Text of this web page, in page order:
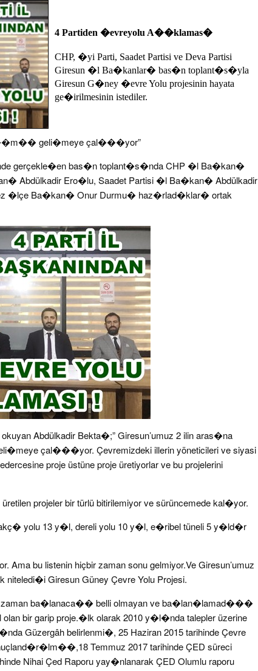
4 Partiden �evreyolu A��klamas�
CHP, �yi Parti, Saadet Partisi ve Deva Partisi
Giresun �l Ba�kanlar� bas�n toplant�s�yla
Giresun G�ney �evre Yolu projesinin hayata
ge�irilmesinin istediler.
geli�meye çal���yor”
gerçekle�en bas�n toplant�s�nda CHP �l Ba�kan�
Abdülkadir Ero�lu, Saadet Partisi �l Ba�kan� Abdülkadir
�lçe Ba�kan� Onur Durmu� haz�rlad�klar� ortak
Abdülkadir Bekta�;” Giresun’umuz 2 ilin aras�na
çal���yor. Çevremizdeki illerin yöneticileri ve siyasi
proje üstüne proje üretiyorlar ve bu projelerini
projeler bir türlü bitirilemiyor ve sürüncemede kal�yor.
yolu 13 y�l, dereli yolu 10 y�l, e�ribel tüneli 5 y�ld�r
Ama bu listenin hiçbir zaman sonu gelmiyor.Ve Giresun’umuz
niteledi�i Giresun Güney Çevre Yolu Projesi.
zaman ba�lanaca�� belli olmayan ve ba�lan�lamad���
bir garip proje.�lk olarak 2010 y�l�nda talepler üzerine
Güzergâh belirlenmi�, 25 Haziran 2015 tarihinde Çevre
Temmuz 2017 tarihinde ÇED süreci
Nihai Çed Raporu yay�nlanarak ÇED Olumlu raporu